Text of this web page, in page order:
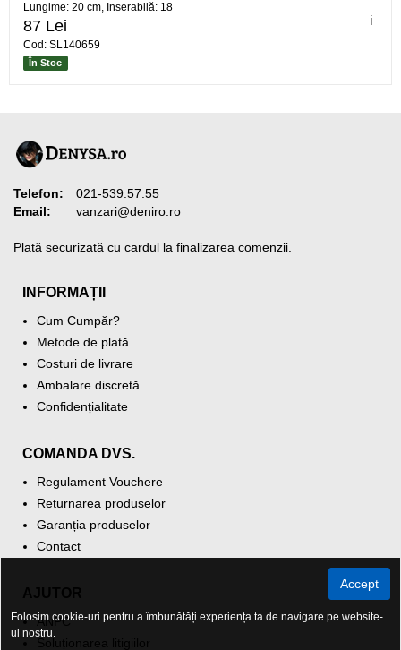
ℹ️
Lungime: 20 cm, Inserabilă: 18
87 Lei
Cod: SL140659
În Stoc
Telefon:
021-539.57.55
Email:
vanzari@deniro.ro
Plată securizată cu cardul la finalizarea comenzii.
INFORMAȚII
Cum Cumpăr?
Metode de plată
Costuri de livrare
Ambalare discretă
Confidențialitate
COMANDA DVS.
Regulament Vouchere
Returnarea produselor
Garanția produselor
Contact
ANPC
Accept
Folosim cookie-uri pentru a îmbunătăți experiența ta de navigare pe website-
ul nostru.